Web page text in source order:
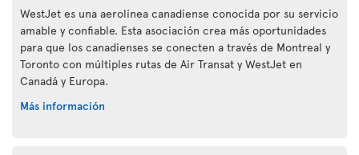
WestJet es una aerolínea canadiense conocida por su servicio
amable y confiable. Esta asociación crea más oportunidades
para que los canadienses se conecten a través de Montreal y
Toronto con múltiples rutas de Air Transat y WestJet en
Canadá y Europa.
Más información